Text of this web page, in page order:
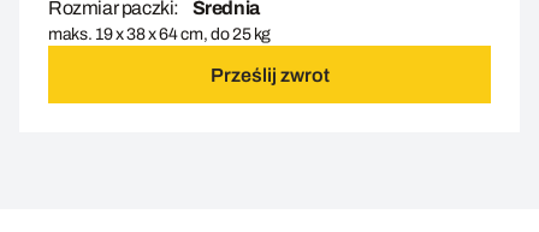
Rozmiar paczki: Średnia
maks. 19 x 38 x 64 cm, do 25 kg
Prześlij zwrot